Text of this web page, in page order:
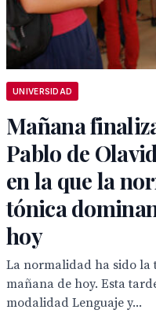
UNIVERSIDAD
Mañana
Pablo de
en la que la
tónica
hoy
La normalidad ha sido la
mañana de hoy. Esta
modalidad Lenguaje y...